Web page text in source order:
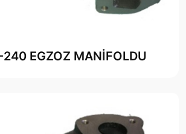
EGZOZ MANİFOLDU